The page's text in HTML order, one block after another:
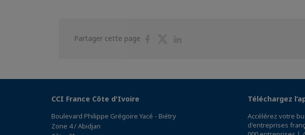
Partager cette page
PartagerPartager
CCI France Côte d'Ivoire
Boulevard Philippe Grégoire Yacé - Biétry
Zone 4 / Abidjan
Téléchargez
Accélérez votre
d'entreprises